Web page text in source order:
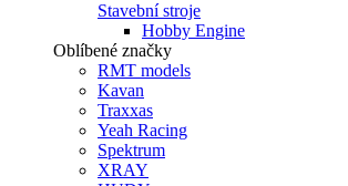
Stavební stroje
Hobby Engine
Oblíbené značky
RMT models
Kavan
Traxxas
Yeah Racing
Spektrum
XRAY